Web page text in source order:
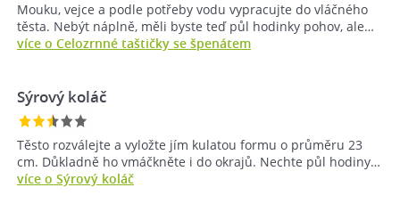
Mouku, vejce a podle potřeby vodu vypracujte do vláčného
těsta. Nebýt náplně, měli byste teď půl hodinky pohov, ale…
více o Celozrnné taštičky se špenátem
Sýrový koláč
Těsto rozválejte a vyložte jím kulatou formu o průměru 23
cm. Důkladně ho vmáčkněte i do okrajů. Nechte půl hodiny…
více o Sýrový koláč